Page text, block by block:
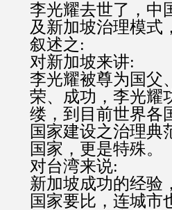
李光耀去世了，中
及新加坡治理模式
叙述之:
对新加坡来讲:
李光耀被尊为国父
荣、成功，李光耀
缕，到目前世界各
国家建设之治理典
国家，更是特殊。
对台湾来说:
新加坡成功的经验
国家要比，连城市